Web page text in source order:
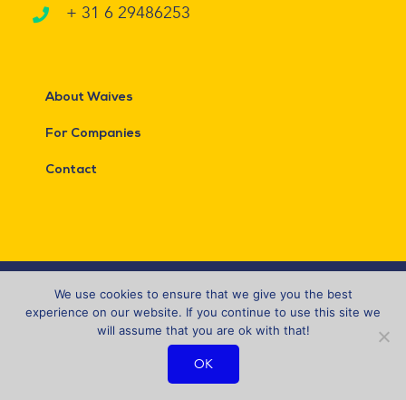
+ 31 6 29486253
About Waives
For Companies
Contact
© Copyright 2019 -2026 | Waives by Iris van de Kieft | All Rights
Reserved | Terms & Conditions
LinkedInInstagram
We use cookies to ensure that we give you the best
experience on our website. If you continue to use this site we
will assume that you are ok with that!
OK